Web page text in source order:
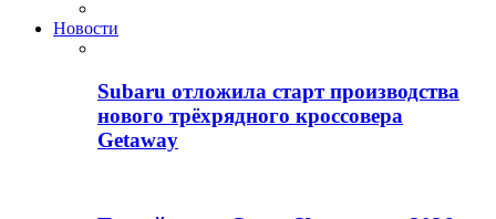
Новости
Subaru отложила старт производства
нового трёхрядного кроссовера
Getaway